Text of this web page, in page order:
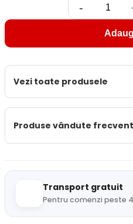
-
Vezi toate produsele
Produse vândute
Transport gratuit
Pentru comenzi peste